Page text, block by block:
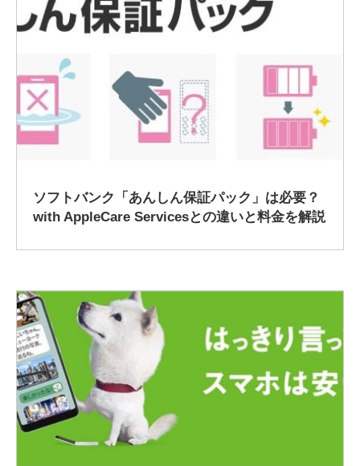
ソフトバンク「あんしん保証パック」は必要？
with AppleCare Servicesとの違いと料金を解説